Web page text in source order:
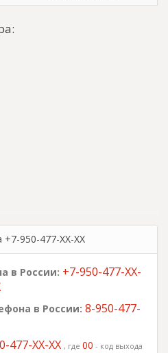
950-477-XX-XX
в России: +7-950-477-XX-
в России: 8-950-477-
477-XX-XX , где 00 - код выхода